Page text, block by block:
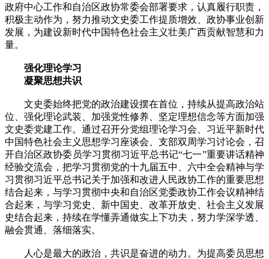
政府中心工作和自治区政协常委会部署要求，认真履行职责，
积极主动作为，努力推动文史委工作提质增效、政协事业创新
发展，为建设新时代中国特色社会主义壮美广西贡献智慧和力
量。
强化理论学习
凝聚思想共识
文史委始终把党的政治建设摆在首位，持续从提高政治站
位、强化理论武装、加强党性修养、坚定理想信念等方面加强
文史委党建工作。通过召开分党组理论学习会、习近平新时代
中国特色社会主义思想学习座谈会、支部双周学习讨论会，召
开自治区政协委员学习贯彻习近平总书记“七一”重要讲话精神
经验交流会，把学习贯彻党的十九届五中、六中全会精神与学
习贯彻习近平总书记关于加强和改进人民政协工作的重要思想
结合起来，与学习贯彻中央和自治区党委政协工作会议精神结
合起来，与学习党史、新中国史、改革开放史、社会主义发展
史结合起来，持续在学懂弄通做实上下功夫，努力学深学透、
融会贯通、落细落实。
人心是最大的政治，共识是奋进的动力。为提高委员思想